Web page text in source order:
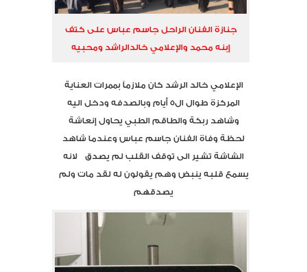
جنازة الفنان الراحل جاسم عباس على كتف
إبنه محمد والإعلامي خالدالراشد ومحبيه
الإعلامي خالد الرشد كان ملازماً بممرات العناية
المركزة طوال ال5 أيام وبالصدفه ودخل اليه
وشاهد ربكة والطاقم الطبي يحاول إنعاشة
لحظة وفاة الفنان جاسم عباس وعندما شاهد
الشاشة تشير الى توقف القلب لم يصدق لانه
يسمع قلبه ينبض وهم يقولون له لقد مات ولم
يصدقهم